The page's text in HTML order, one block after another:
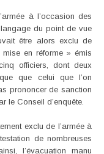
à l’occasion des
du point de vue
être alors exclu de
en réforme » émis
officiers, dont deux
que celui que l’on
prononcer de sanction
le Conseil d’enquête.
exclu de l’armée à
de nombreuses
l’évacuation manu